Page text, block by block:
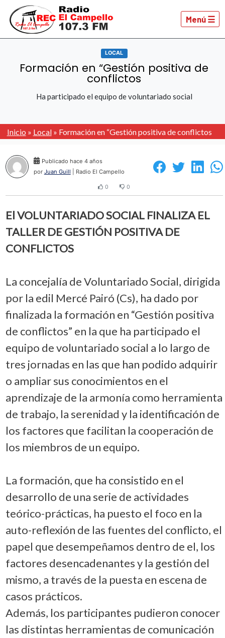
Menú ☰
LOCAL
Formación en “Gestión positiva de
conflictos
Ha participado el equipo de voluntariado social
Inicio » Local» Formación en “Gestión positiva de conflictos
Publicado hace 4 años
por Juan Guill | Radio El Campello
0 0
El VOLUNTARIADO SOCIAL FINALIZA EL
TALLER DE GESTIÓN POSITIVA DE
CONFLICTOS
La concejalía de Voluntariado Social, dirigida
por la edil Mercé Pairó (Cs), ha dado por
finalizada la formación en “Gestión positiva
de conflictos” en la que ha participado el
equipo de voluntariado social a lo largo de
tres jornadas en las que han podido adquirir
o ampliar sus conocimientos en el
aprendizaje de la armonía como herramienta
de trabajo, la serenidad y la identificación de
los factores que facilitan la cooperación de
los miembros de un equipo.
La formación, que ha consistido en el
desarrollo de una serie de actividades
teórico-prácticas, ha puesto el foco en la
auto-reflexión de las fuentes del conflicto, el
papel que desempeñamos dentro de el, los
factores desencadenantes y la gestión del
mismo, a través de la puesta en escena de
casos prácticos.
Además, los participantes pudieron conocer
las distintas herramientas de comunicación